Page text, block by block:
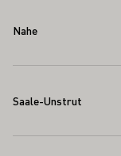
Nahe
Saale-Unstrut